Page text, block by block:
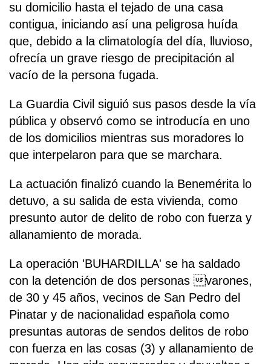
su domicilio hasta el tejado de una casa
contigua, iniciando así una peligrosa huída
que, debido a la climatología del día, lluvioso,
ofrecía un grave riesgo de precipitación al
vacío de la persona fugada.
La Guardia Civil siguió sus pasos desde la vía
pública y observó como se introducía en uno
de los domicilios mientras sus moradores lo
que interpelaron para que se marchara.
La actuación finalizó cuando la Benemérita lo
detuvo, a su salida de esta vivienda, como
presunto autor de delito de robo con fuerza y
allanamiento de morada.
La operación 'BUHARDILLA' se ha saldado
con la detención de dos personas varones,
de 30 y 45 años, vecinos de San Pedro del
Pinatar y de nacionalidad española como
presuntas autoras de sendos delitos de robo
con fuerza en las cosas (3) y allanamiento de